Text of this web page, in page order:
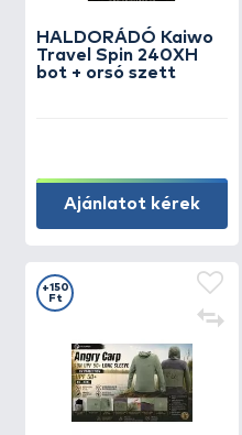
HALDORÁDÓ Kaiwo
Travel Spin 240XH
bot + orsó szett
Ajánlatot kérek
+150
Ft